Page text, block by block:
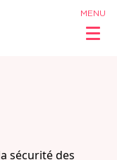
MENU
sécurité des